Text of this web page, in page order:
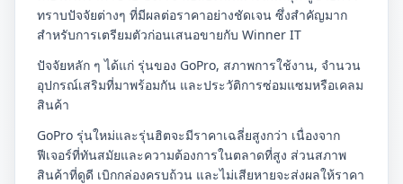
ทราบปัจจัยต่างๆ ที่มีผลต่อราคาอย่างชัดเจน ซึ่งสำคัญมาก
สำหรับการเตรียมตัวก่อนเสนอขายกับ Winner IT
ปัจจัยหลัก ๆ ได้แก่ รุ่นของ GoPro, สภาพการใช้งาน, จำนวน
อุปกรณ์เสริมที่มาพร้อมกัน และประวัติการซ่อมแซมหรือเคลม
สินค้า
GoPro รุ่นใหม่และรุ่นฮิตจะมีราคาเฉลี่ยสูงกว่า เนื่องจาก
ฟีเจอร์ที่ทันสมัยและความต้องการในตลาดที่สูง ส่วนสภาพ
สินค้าที่ดูดี เบิกกล่องครบถ้วน และไม่เสียหายจะส่งผลให้ราคา